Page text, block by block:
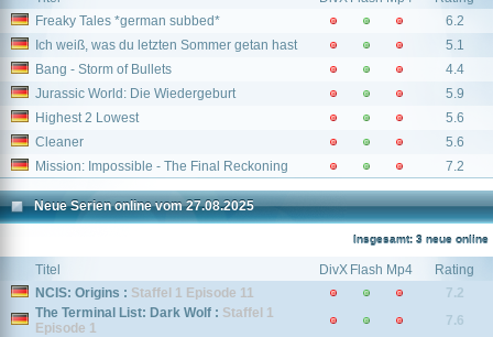
Freaky Tales *german subbed*
6.2
Ich weiß, was du letzten Sommer getan hast
5.1
Bang - Storm of Bullets
4.4
Jurassic World: Die Wiedergeburt
5.9
Highest 2 Lowest
5.6
Cleaner
5.6
Mission: Impossible - The Final Reckoning
7.2
Neue Serien online vom 27.08.2025
Insgesamt: 3 neue online
Titel DivX Flash Mp4
Rating
NCIS: Origins : Staffel 1 Episode 11
7.2
The Terminal List: Dark Wolf : Staffel 1
Episode 1
7.6